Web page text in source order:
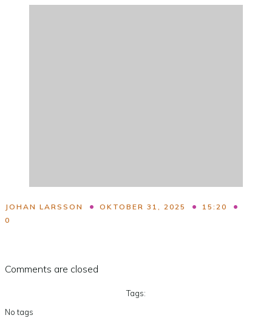
JOHAN LARSSON • OKTOBER 31, 2025 • 15:20 •
0
Comments are closed
Tags:
No tags